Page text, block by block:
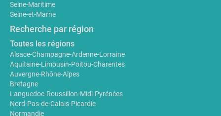
Seine-Maritime
Seine-et-Marne
Recherche par région
Toutes les régions
Alsace-Champagne-Ardenne-Lorraine
Aquitaine-Limousin-Poitou-Charentes
Auvergne-Rhône-Alpes
Bretagne
Languedoc-Roussillon-Midi-Pyrénées
Nord-Pas-de-Calais-Picardie
Normandie